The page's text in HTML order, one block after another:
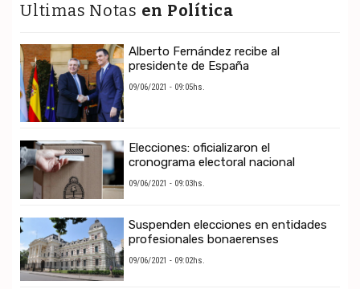
Ultimas Notas en Política
Alberto Fernández recibe al
presidente de España
09/06/2021 - 09:05hs.
Elecciones: oficializaron el
cronograma electoral nacional
09/06/2021 - 09:03hs.
Suspenden elecciones en entidades
profesionales bonaerenses
09/06/2021 - 09:02hs.